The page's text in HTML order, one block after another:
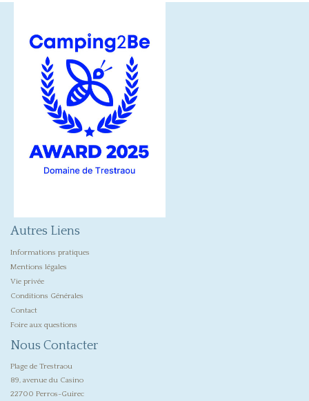
Autres Liens
Informations pratiques
Mentions légales
Vie privée
Conditions Générales
Contact
Foire aux questions
Nous Contacter
Plage de Trestraou
89, avenue du Casino
22700 Perros-Guirec